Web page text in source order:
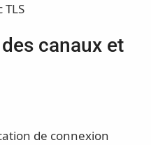
canaux et
de connexion